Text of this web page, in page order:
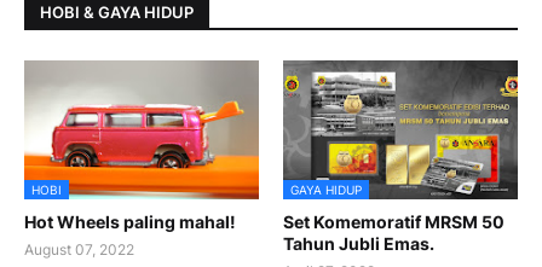
HOBI & GAYA HIDUP
HOBI
Hot Wheels paling mahal!
August 07, 2022
GAYA HIDUP
Set Komemoratif MRSM 50
Tahun Jubli Emas.